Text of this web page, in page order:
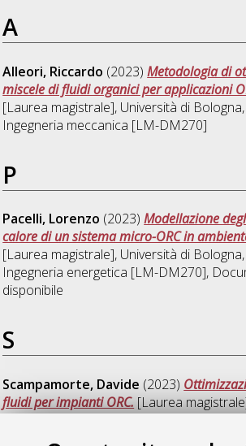
A
Alleori, Riccardo (2023)Metodologia di
miscele di fluidi organici per applicazioni
[Laurea magistrale], Università di
Ingegneria meccanica [LM-DM270]
P
Pacelli, Lorenzo (2023)Modellazione
calore di un sistema micro-ORC in
[Laurea magistrale], Università di
Ingegneria energetica [LM-DM270],
disponibile
S
Scampamorte, Davide (2023)
fluidi per impianti ORC. [Laurea